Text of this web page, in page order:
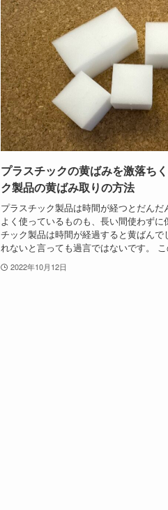
プラスチックの黄ばみを激落ち
ク製品の黄ばみ取りの方法
プラスチック製品は時間が経つとだん
よく使っているものも、長い間使わず
チック製品は時間が経過すると黄ばんで
れないと言っても過言ではないです。
2022年10月12日